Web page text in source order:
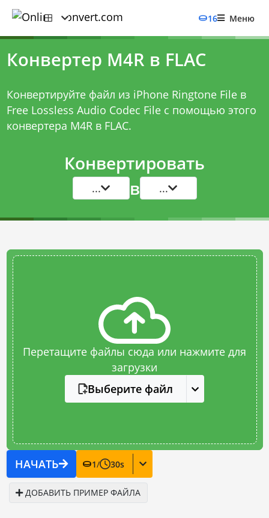
16 Меню
Конвертер M4R в FLAC
Конвертируйте файл из iPhone Ringtone File в
Free Lossless Audio Codec File с помощью этого
конвертера M4R в FLAC.
Конвертировать
... в ...
Перетащите файлы сюда или нажмите для
загрузки
Выберите файл
НАЧАТЬ 1/ 30s
ДОБАВИТЬ ПРИМЕР ФАЙЛА